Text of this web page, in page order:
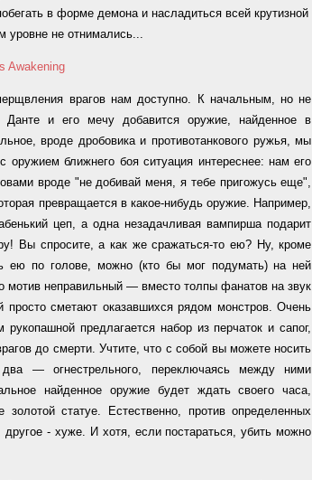
в форме демона и насладиться всей крутизной
не отнимались...
врагов нам доступно. К начальным, но не
Данте и его мечу добавится оружие, найденное в
вроде дробовика и противотанкового ружья, мы
оружием ближнего боя ситуация интереснее: нам его
вроде "не добивай меня, я тебе пригожусь еще",
превращается в какое-нибудь оружие. Например,
цеп, а одна незадачливая вампирша подарит
Вы спросите, а как же сражаться-то ею? Ну, кроме
ею по голове, можно (кто бы мог подумать) на ней
мотив неправильный — вместо толпы фанатов на звук
сметают оказавшихся рядом монстров. Очень
предлагается набор из перчаток и сапог,
до смерти. Учтите, что с собой вы можете носить
— огнестрельного, переключаясь между ними
найденное оружие будет ждать своего часа,
статуе. Естественно, против определенных
- хуже. И хотя, если постараться, убить можно